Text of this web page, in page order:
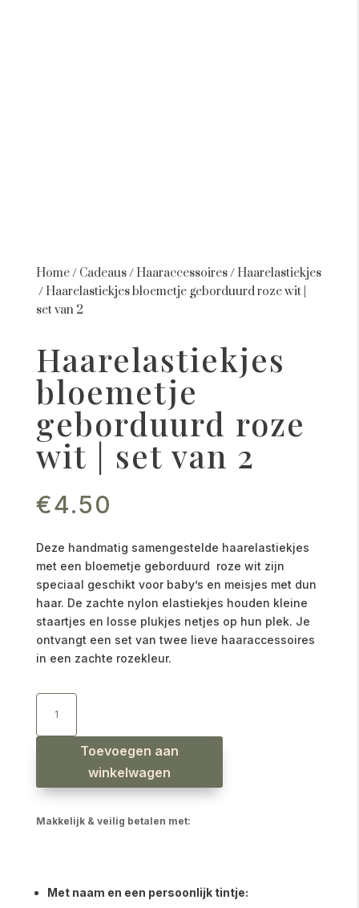
Home/ Cadeaus/ Haaraccessoires/ Haarelastiekjes
/ Haarelastiekjes bloemetje geborduurd roze wit |
set van 2
Haarelastiekjes
bloemetje
geborduurd roze
wit | set van 2
€4.50
Deze handmatig samengestelde haarelastiekjes
met een bloemetje geborduurd roze wit zijn
speciaal geschikt voor baby’s en meisjes met dun
haar. De zachte nylon elastiekjes houden kleine
staartjes en losse plukjes netjes op hun plek. Je
ontvangt een set van twee lieve haaraccessoires
in een zachte rozekleur.
Haarelastiekjes
geborduurd
wit
aantal
Toevoegen aan
winkelwagen
Makkelijk & veilig betalen met:
Met naam en een persoonlijk tintje: